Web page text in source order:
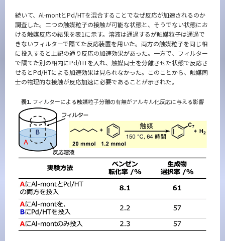
続いて、Al-montとPd/HTを混合することでなぜ反応が加速されるのか
調査した。二つの触媒粒子の接触が可能な状態と、そうでない状態にお
ける触媒反応の結果を表1に示す。溶液は通過するが触媒粒子は通過で
きないフィルターで隔てた反応装置を用いた。両方の触媒粒子を同じ相
に投入すると上記の通り反応の加速効果があった。一方で、フィルター
で隔てた別の相内にPd/HTを入れ、触媒同士を分離させた状態で反応さ
せるとPd/HTによる加速効果は見られなかった。このことから、触媒同
士の物理的な接触が反応加速に必要であることが示された。
表1. フィルターによる触媒粒子分離の有無がアルキル化反応に与える影響